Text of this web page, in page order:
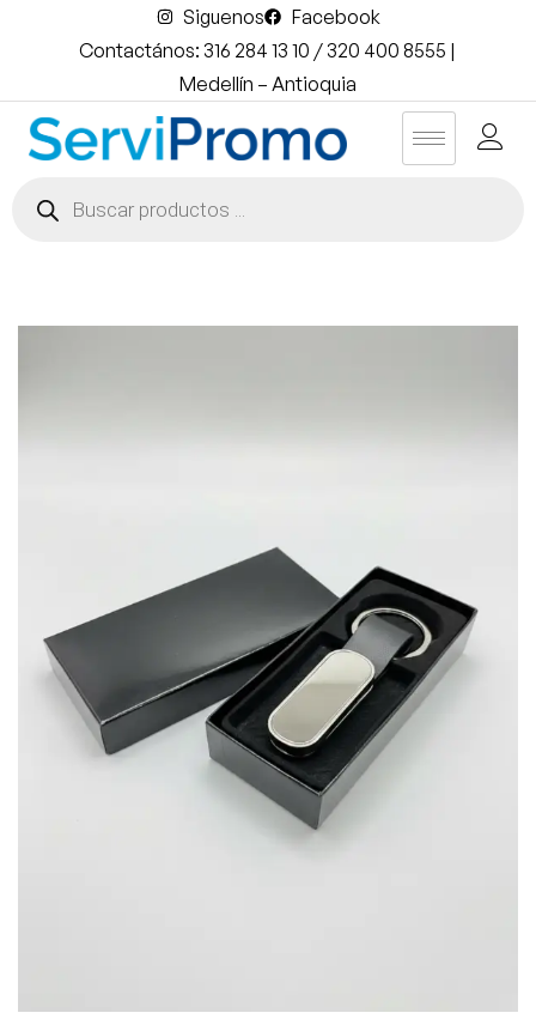
Siguenos
Facebook
Contactános: 316 284 13 10 / 320 400 8555 |
Medellín – Antioquia